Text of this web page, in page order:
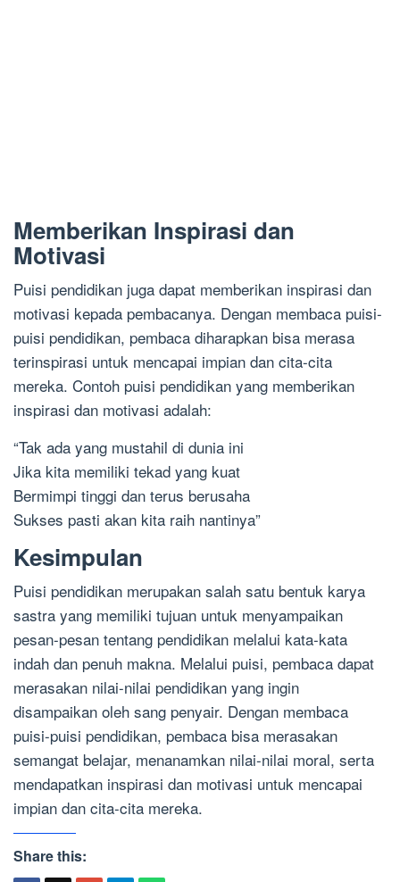
Memberikan Inspirasi dan
Motivasi
Puisi pendidikan juga dapat memberikan inspirasi dan
motivasi kepada pembacanya. Dengan membaca puisi-
puisi pendidikan, pembaca diharapkan bisa merasa
terinspirasi untuk mencapai impian dan cita-cita
mereka. Contoh puisi pendidikan yang memberikan
inspirasi dan motivasi adalah:
“Tak ada yang mustahil di dunia ini
Jika kita memiliki tekad yang kuat
Bermimpi tinggi dan terus berusaha
Sukses pasti akan kita raih nantinya”
Kesimpulan
Puisi pendidikan merupakan salah satu bentuk karya
sastra yang memiliki tujuan untuk menyampaikan
pesan-pesan tentang pendidikan melalui kata-kata
indah dan penuh makna. Melalui puisi, pembaca dapat
merasakan nilai-nilai pendidikan yang ingin
disampaikan oleh sang penyair. Dengan membaca
puisi-puisi pendidikan, pembaca bisa merasakan
semangat belajar, menanamkan nilai-nilai moral, serta
mendapatkan inspirasi dan motivasi untuk mencapai
impian dan cita-cita mereka.
Share this: